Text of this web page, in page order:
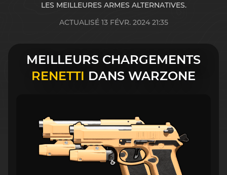
LES MEILLEURES ARMES ALTERNATIVES.
ACTUALISÉ 13 FÉVR. 2024 21:35
MEILLEURS CHARGEMENTS
RENETTI DANS WARZONE